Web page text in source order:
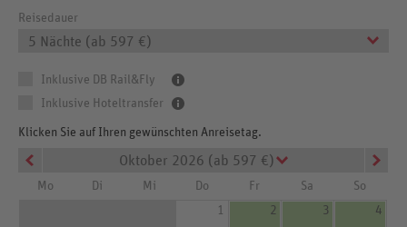
Reisedauer
5 Nächte (ab 597 €)
Inklusive DB Rail&Fly
Inklusive Hoteltransfer
Klicken Sie auf Ihren gewünschten Anreisetag.
Oktober 2026 (ab 597 €)
Mo Di Mi Do Fr Sa
So
1
2 3 4